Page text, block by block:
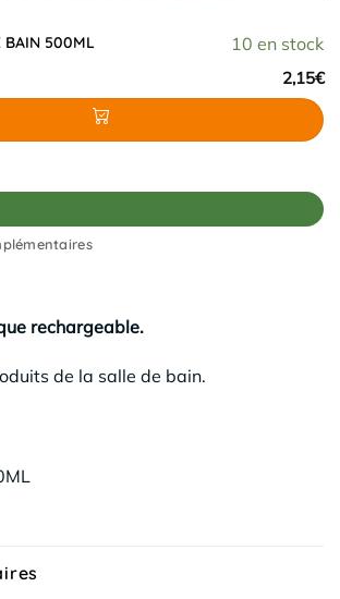
10 en stock
BAIN 500ML
2,15€
DE BAIN 500ML
rechargeable.
de la salle de bain.